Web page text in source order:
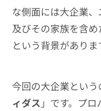
な側面には大企業
及びその家族を含め
という背景がありま
今回の大企業とい
ィダス 」です。プ